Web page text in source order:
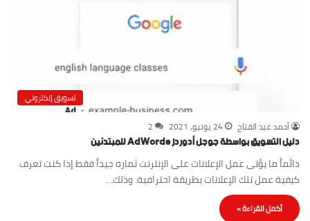
تسويق إلكتروني
أحمد عبد الفتاح 24 يونيو، 2021 2
دليل التسويق بواسطة جوجل أدوردز AdWords للمبتدئين
دائماََ ما يؤتى عمل الإعلانات على الإنترنت ثماره جيداََ فقط إذا كنت تعرف
كيفية عمل تلك الإعلانات بطريقة احترافية. وذلك…
أكمل القراءة »